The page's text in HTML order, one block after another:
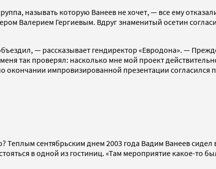
называть которую Ванеев не хочет, — все ему
Валерием Гергиевым. Вдруг знаменитый осетин
— рассказывает гендиректор «Евродона». —
так проверял: насколько мне мой проект
окончании импровизированной презентации
Теплым сентябрьским днем 2003 года Вадим Ванеев
в одной из гостиниц. «Там мероприятие какое-то